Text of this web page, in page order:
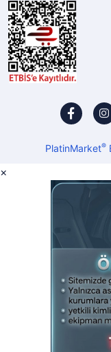
PlatinMarket®
×